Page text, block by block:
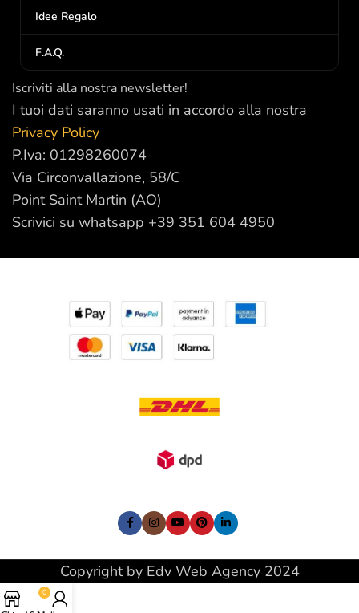
Idee Regalo
F.A.Q.
Iscriviti alla nostra newsletter!
I tuoi dati saranno usati in accordo alla nostra
Privacy Policy
P.Iva: 01298260074
Via Circonvallazione, 58/C
Point Saint Martin (AO)
Scrivici su whatsapp +39 351 604 4950
Copyright by Edv Web Agency 2024
0